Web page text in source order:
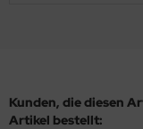
Kunden, die diesen
Artikel bestellt: